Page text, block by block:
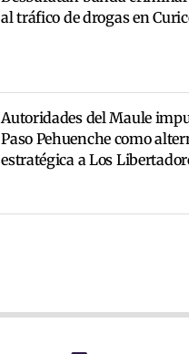
al tráfico de drogas en
Autoridades del Maule
Paso Pehuenche como
estratégica a Los